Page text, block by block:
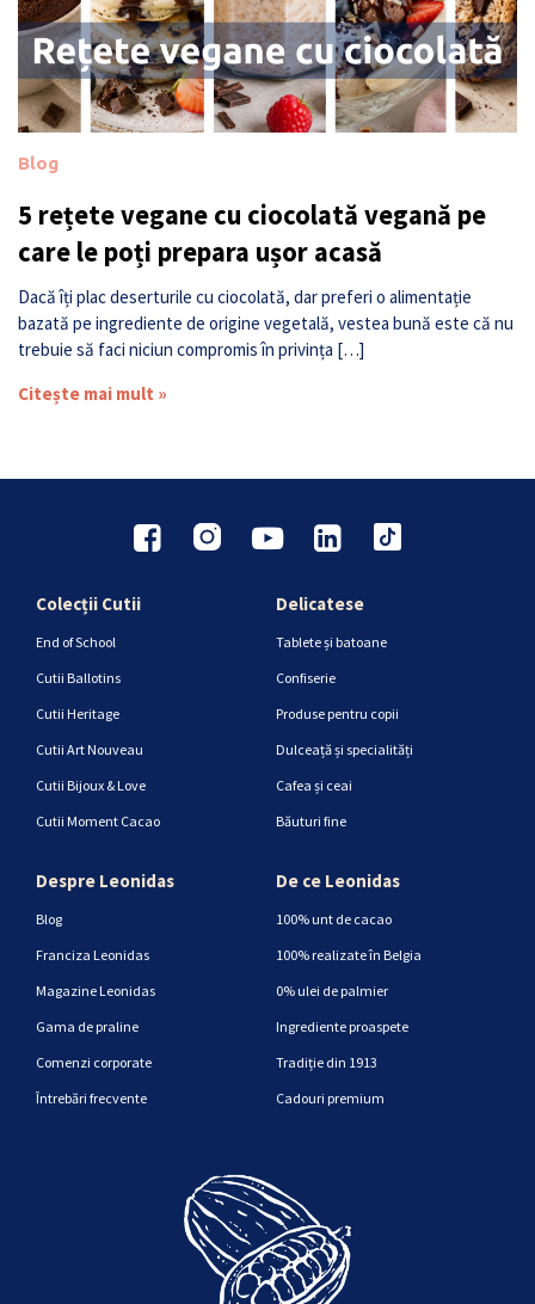
Blog
5 rețete vegane cu ciocolată vegană pe
care le poți prepara ușor acasă
Dacă îți plac deserturile cu ciocolată, dar preferi o alimentație
bazată pe ingrediente de origine vegetală, vestea bună este că nu
trebuie să faci niciun compromis în privința […]
Citește mai mult »
Colecții Cutii
End of School
Cutii Ballotins
Cutii Heritage
Cutii Art Nouveau
Cutii Bijoux & Love
Cutii Moment Cacao
Delicatese
Tablete și batoane
Confiserie
Produse pentru copii
Dulceață și specialități
Cafea și ceai
Băuturi fine
Despre Leonidas
Blog
Franciza Leonidas
Magazine Leonidas
Gama de praline
Comenzi corporate
Întrebări frecvente
De ce Leonidas
100% unt de cacao
100% realizate în Belgia
0% ulei de palmier
Ingrediente proaspete
Tradiție din 1913
Cadouri premium